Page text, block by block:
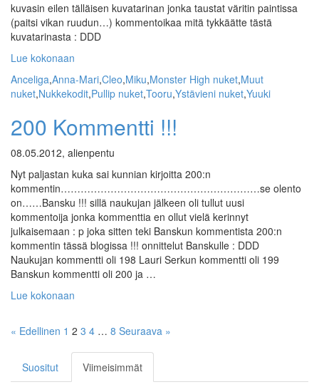
kuvasin eilen tälläisen kuvatarinan jonka taustat väritin paintissa
(paitsi vikan ruudun…) kommentoikaa mitä tykkäätte tästä
kuvatarinasta : DDD
Lue kokonaan
Anceliga,Anna-Mari,Cleo,Miku,Monster High nuket,Muut
nuket,Nukkekodit,Pullip nuket,Tooru,Ystävieni nuket,Yuuki
200 Kommentti !!!
08.05.2012, alienpentu
Nyt paljastan kuka sai kunnian kirjoitta 200:n
kommentin……………………………………………………se olento
on……Bansku !!! sillä naukujan jälkeen oli tullut uusi
kommentoija jonka kommenttia en ollut vielä kerinnyt
julkaisemaan : p joka sitten teki Banskun kommentista 200:n
kommentin tässä blogissa !!! onnittelut Banskulle : DDD
Naukujan kommentti oli 198 Lauri Serkun kommentti oli 199
Banskun kommentti oli 200 ja …
Lue kokonaan
« Edellinen 1 2 3 4 … 8 Seuraava »
Suositut Viimeisimmät